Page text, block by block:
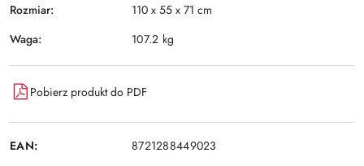
Rozmiar:
110 x 55 x 71 cm
Waga:
107.2 kg
Pobierz produkt do PDF
EAN: 8721288449023